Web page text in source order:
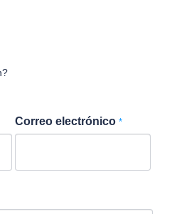
Correo electrónico*